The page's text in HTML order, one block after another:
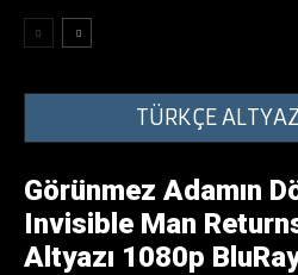
TÜRKÇE
Görünmez Adamın
Invisible Man
Altyazı 1080p